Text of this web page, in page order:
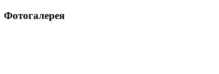
Фотогалерея